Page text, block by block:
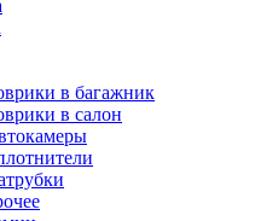
в багажник
в салон